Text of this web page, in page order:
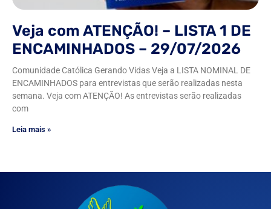
Veja com ATENÇÃO! – LISTA 1 DE
ENCAMINHADOS – 29/07/2026
Comunidade Católica Gerando Vidas Veja a LISTA NOMINAL DE
ENCAMINHADOS para entrevistas que serão realizadas nesta
semana. Veja com ATENÇÃO! As entrevistas serão realizadas
com
Leia mais »